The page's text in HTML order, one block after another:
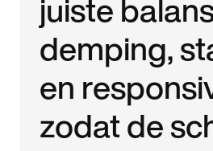
juiste
demping,
en
zodat de